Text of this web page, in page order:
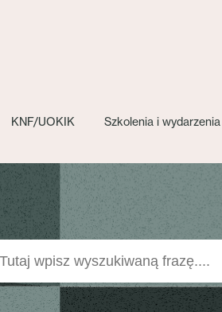
KNF/UOKIK Szkolenia i wydarzenia